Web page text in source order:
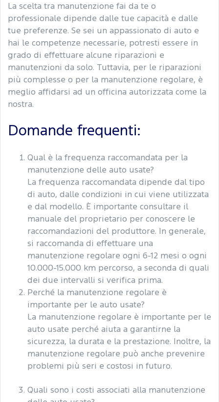
La scelta tra manutenzione fai da te o
professionale dipende dalle tue capacità e dalle
tue preferenze. Se sei un appassionato di auto e
hai le competenze necessarie, potresti essere in
grado di effettuare alcune riparazioni e
manutenzioni da solo. Tuttavia, per le riparazioni
più complesse o per la manutenzione regolare, è
meglio affidarsi ad un officina autorizzata come la
nostra.
Domande frequenti:
Qual è la frequenza raccomandata per la
manutenzione delle auto usate?
La frequenza raccomandata dipende dal tipo
di auto, dalle condizioni in cui viene utilizzata
e dal modello. È importante consultare il
manuale del proprietario per conoscere le
raccomandazioni del produttore. In generale,
si raccomanda di effettuare una
manutenzione regolare ogni 6-12 mesi o ogni
10.000-15.000 km percorso, a seconda di quali
dei due intervalli si verifica prima.
Perché la manutenzione regolare è
importante per le auto usate?
La manutenzione regolare è importante per le
auto usate perché aiuta a garantirne la
sicurezza, la durata e la prestazione. Inoltre, la
manutenzione regolare può anche prevenire
problemi più seri e costosi in futuro.
Quali sono i costi associati alla manutenzione